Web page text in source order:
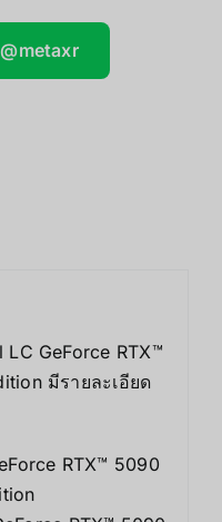
LC GeForce RTX™
มีรายละเอียด
RTX™ 5090